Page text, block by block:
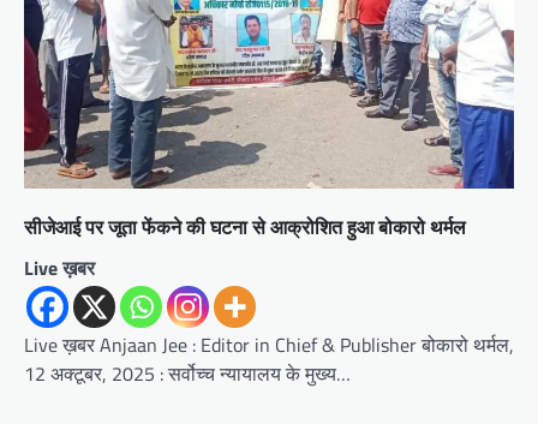
सीजेआई पर जूता फेंकने की घटना से आक्रोशित हुआ बोकारो थर्मल
Live ख़बर
Live ख़बर Anjaan Jee : Editor in Chief & Publisher बोकारो थर्मल,
12 अक्टूबर, 2025 : सर्वोच्च न्यायालय के मुख्य…